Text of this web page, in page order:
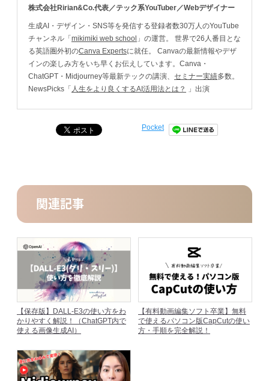
株式会社Ririan&Co.代表／テック系YouTuber／Webデザイナー
生成AI・デザイン・SNS等を発信する登録者数30万人のYouTube
チャンネル「 mikimiki web school 」の運営。 世界で26人番目とな
る英語圏外初のCanva Expertsに就任。 Canvaの最新情報やデザ
インの楽しみ方をいち早くお伝えしています。Canva・
ChatGPT・Midjourney等最新テックの講演、 セミナー実績多数。
NewsPicks「 人生をより良くするAI活用法とは？ 」出演
Pocket
関連記事
【保存版】DALL-E3の使い方をわ
かりやすく解説！（ChatGPT内で
使える画像生成AI）
【有料動画編集ソフト卒業】無料
で使えるパソコン版CapCutの使い
方・手順を完全解説！